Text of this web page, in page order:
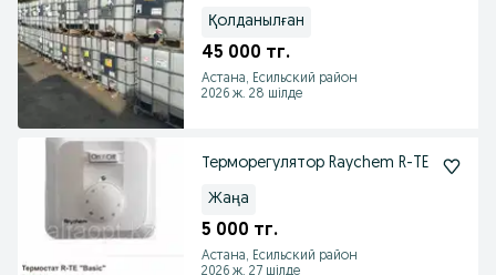
Қолданылған
45 000 тг.
Астана, Есильский район
2026 ж. 28 шілде
Терморегулятор Raychem R-TE
Жаңа
5 000 тг.
Астана, Есильский район
2026 ж. 27 шілде